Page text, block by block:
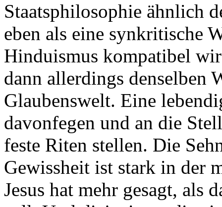
Staatsphilosophie ähnlich
eben als eine synkritische
Hinduismus kompatibel
dann allerdings denselben
Glaubenswelt. Eine
davonfegen und an die
feste Riten stellen. Die
Gewissheit ist stark in der
Jesus hat mehr gesagt, als